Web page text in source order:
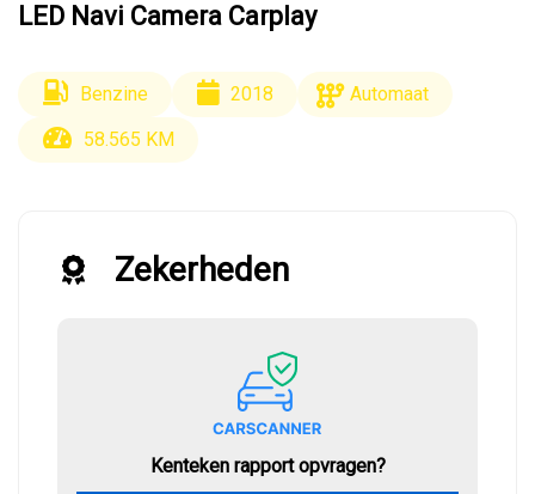
LED Navi Camera Carplay
Benzine 2018
Automaat
58.565 KM
Zekerheden
Kenteken rapport opvragen?